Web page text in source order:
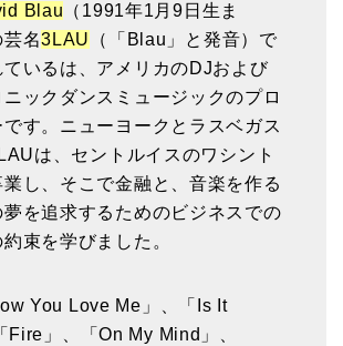
Blau （1991年1月9日生ま
芸名3LAU
（「Blau」と発音）で
ているは、アメリカのDJおよび
ックダンスミュージックのプロ
す。ニューヨークとラスベガス
は、セントルイスのワシント
業し、そこで金融と、音楽を作る
夢を追求するためのビジネスでの
束を学びました。
You Love Me」、「Is It
Fire」、「On My Mind」、